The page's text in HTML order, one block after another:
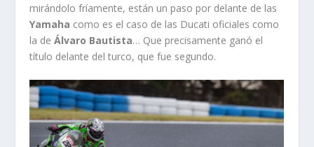
mirándolo fríamente, están un paso por delante de las
Yamaha como es el caso de las Ducati oficiales como
la deÁlvaro Bautista… Que precisamente ganó el
título delante del turco, que fue segundo.